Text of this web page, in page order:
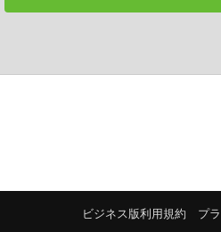
ビジネス版利用規約 プ